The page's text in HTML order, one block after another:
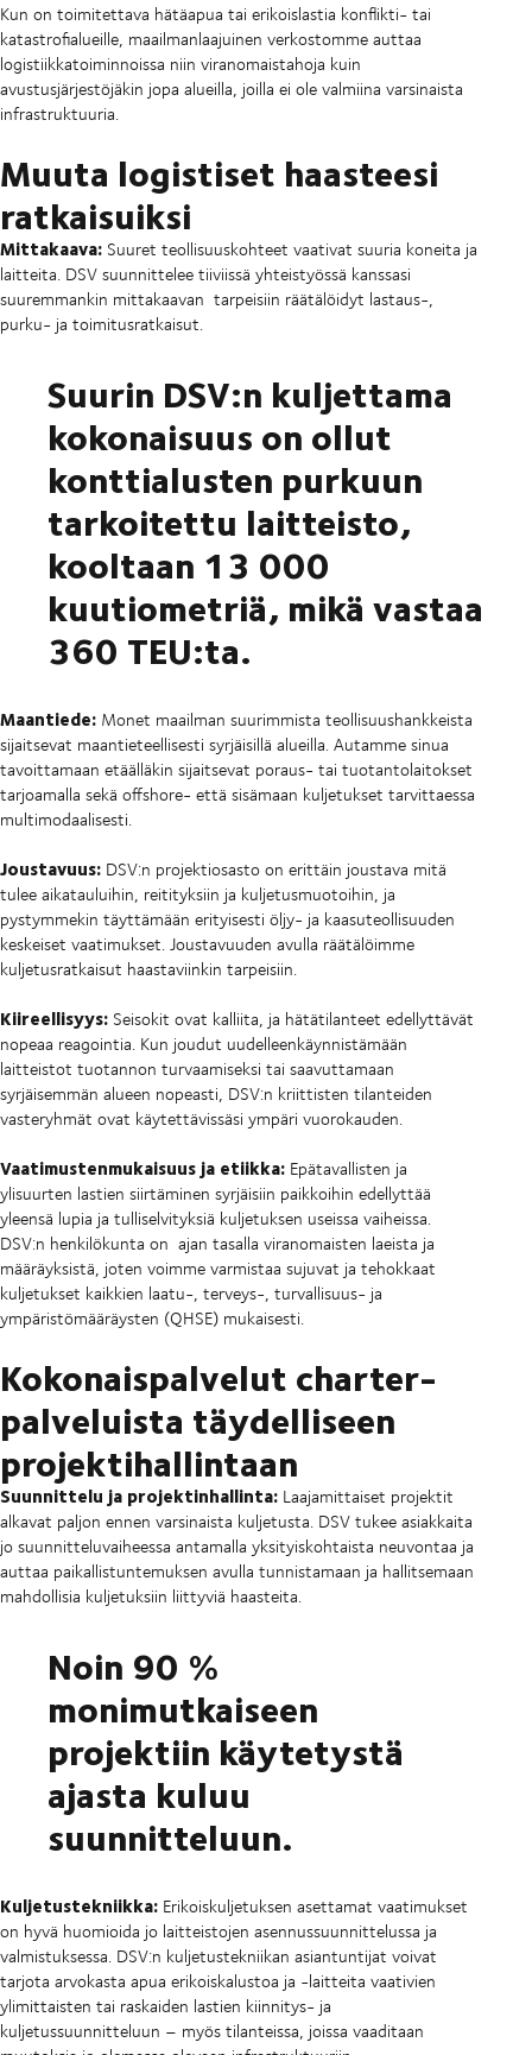
Kun on toimitettava hätäapua tai erikoislastia konflikti- tai
katastrofialueille, maailmanlaajuinen verkostomme auttaa
logistiikkatoiminnoissa niin viranomaistahoja kuin
avustusjärjestöjäkin jopa alueilla, joilla ei ole valmiina varsinaista
infrastruktuuria.
Muuta logistiset haasteesi
ratkaisuiksi
Mittakaava: Suuret teollisuuskohteet vaativat suuria koneita ja
laitteita. DSV suunnittelee tiiviissä yhteistyössä kanssasi
suuremmankin mittakaavan tarpeisiin räätälöidyt lastaus-,
purku- ja toimitusratkaisut.
Suurin DSV:n kuljettama
kokonaisuus on ollut
konttialusten purkuun
tarkoitettu laitteisto,
kooltaan 13 000
kuutiometriä, mikä vastaa
360 TEU:ta.
Maantiede: Monet maailman suurimmista teollisuushankkeista
sijaitsevat maantieteellisesti syrjäisillä alueilla. Autamme sinua
tavoittamaan etäälläkin sijaitsevat poraus- tai tuotantolaitokset
tarjoamalla sekä offshore- että sisämaan kuljetukset tarvittaessa
multimodaalisesti.
Joustavuus: DSV:n projektiosasto on erittäin joustava mitä
tulee aikatauluihin, reitityksiin ja kuljetusmuotoihin, ja
pystymmekin täyttämään erityisesti öljy- ja kaasuteollisuuden
keskeiset vaatimukset. Joustavuuden avulla räätälöimme
kuljetusratkaisut haastaviinkin tarpeisiin.
Kiireellisyys: Seisokit ovat kalliita, ja hätätilanteet edellyttävät
nopeaa reagointia. Kun joudut uudelleenkäynnistämään
laitteistot tuotannon turvaamiseksi tai saavuttamaan
syrjäisemmän alueen nopeasti, DSV:n kriittisten tilanteiden
vasteryhmät ovat käytettävissäsi ympäri vuorokauden.
Vaatimustenmukaisuus ja etiikka: Epätavallisten ja
ylisuurten lastien siirtäminen syrjäisiin paikkoihin edellyttää
yleensä lupia ja tulliselvityksiä kuljetuksen useissa vaiheissa.
DSV:n henkilökunta on ajan tasalla viranomaisten laeista ja
määräyksistä, joten voimme varmistaa sujuvat ja tehokkaat
kuljetukset kaikkien laatu-, terveys-, turvallisuus- ja
ympäristömääräysten (QHSE) mukaisesti.
Kokonaispalvelut charter-
palveluista täydelliseen
projektihallintaan
Suunnittelu ja projektinhallinta: Laajamittaiset projektit
alkavat paljon ennen varsinaista kuljetusta. DSV tukee asiakkaita
jo suunnitteluvaiheessa antamalla yksityiskohtaista neuvontaa ja
auttaa paikallistuntemuksen avulla tunnistamaan ja hallitsemaan
mahdollisia kuljetuksiin liittyviä haasteita.
Noin 90 %
monimutkaiseen
projektiin käytetystä
ajasta kuluu
suunnitteluun.
Kuljetustekniikka: Erikoiskuljetuksen asettamat vaatimukset
on hyvä huomioida jo laitteistojen asennussuunnittelussa ja
valmistuksessa. DSV:n kuljetustekniikan asiantuntijat voivat
tarjota arvokasta apua erikoiskalustoa ja -laitteita vaativien
ylimittaisten tai raskaiden lastien kiinnitys- ja
kuljetussuunnitteluun – myös tilanteissa, joissa vaaditaan